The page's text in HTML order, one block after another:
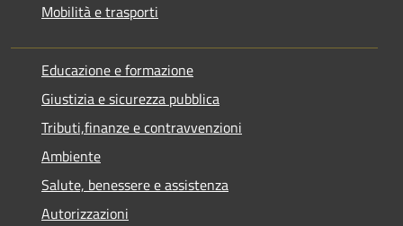
Mobilità e trasporti
Educazione e formazione
Giustizia e sicurezza pubblica
Tributi,finanze e contravvenzioni
Ambiente
Salute, benessere e assistenza
Autorizzazioni